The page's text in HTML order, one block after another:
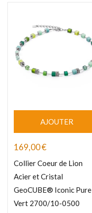
AJOUTER
169,00€
Collier Coeur de Lion
Acier et Cristal
GeoCUBE® Iconic Pure
Vert 2700/10-0500